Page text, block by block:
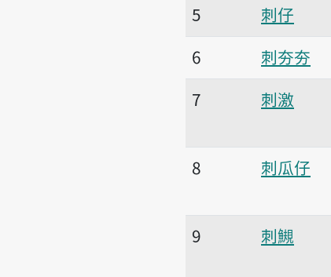
5
刺仔
6
刺夯夯
7
刺激
8
刺瓜仔
9
刺䲅